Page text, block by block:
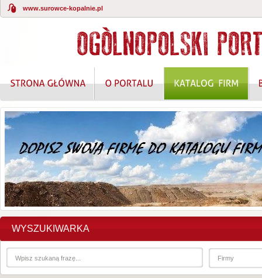
www.surowce-kopalnie.pl
KOMPLEKSOWE ROZWIĄZANIA W ZAKRESIE
WYSZUKIWARKA